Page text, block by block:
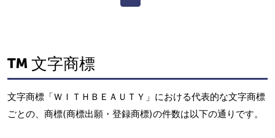
文字商標
文字商標「ＷＩＴＨＢＥＡＵＴＹ」における代表的な文字商標
ごとの、商標(商標出願・登録商標)の件数は以下の通りです。